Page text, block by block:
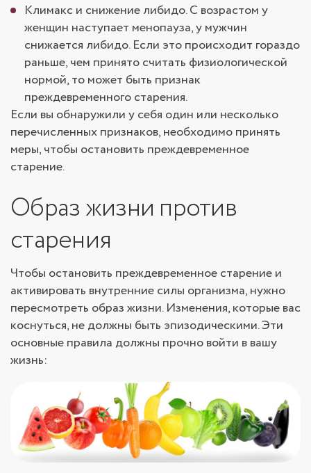
Климакс и снижение либидо. С возрастом у
женщин наступает менопауза, у мужчин
снижается либидо. Если это происходит гораздо
раньше, чем принято считать физиологической
нормой, то может быть признак
преждевременного старения.
Если вы обнаружили у себя один или несколько
перечисленных признаков, необходимо принять
меры, чтобы остановить преждевременное
старение.
Образ жизни против
старения
Чтобы остановить преждевременное старение и
активировать внутренние силы организма, нужно
пересмотреть образ жизни. Изменения, которые вас
коснуться, не должны быть эпизодическими. Эти
основные правила должны прочно войти в вашу
жизнь: